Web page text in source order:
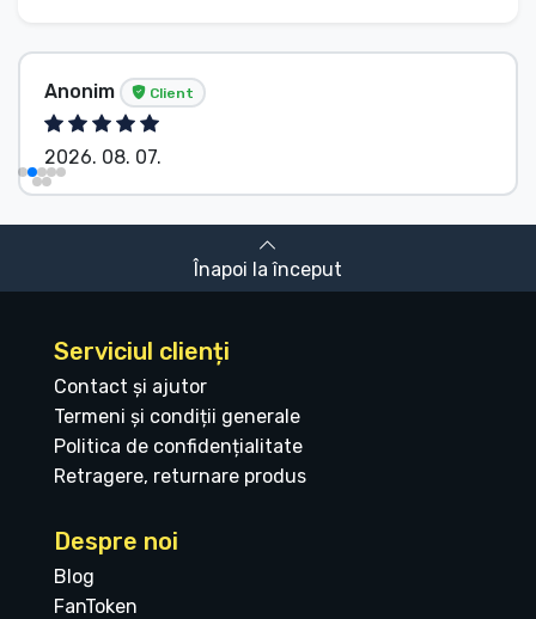
Anonim Client
2026. 08. 07.
Înapoi la început
Serviciul clienți
Contact și ajutor
Termeni și condiții generale
Politica de confidențialitate
Retragere, returnare produs
Despre noi
Blog
FanToken